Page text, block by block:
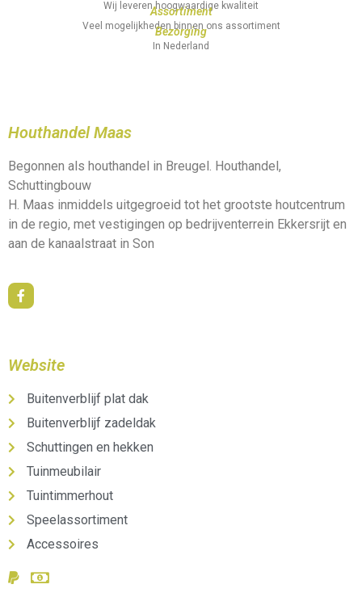
Wij leveren hoogwaardige kwaliteit
Assortiment
Veel mogelijkheden binnen ons assortiment
Bezorging
In Nederland
Houthandel Maas
Begonnen als houthandel in Breugel. Houthandel,
Schuttingbouw
H. Maas inmiddels uitgegroeid tot het grootste houtcentrum
in de regio, met vestigingen op bedrijventerrein Ekkersrijt en
aan de kanaalstraat in Son
Website
Buitenverblijf plat dak
Buitenverblijf zadeldak
Schuttingen en hekken
Tuinmeubilair
Tuintimmerhout
Speelassortiment
Accessoires